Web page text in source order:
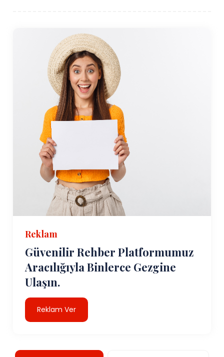
Reklam
Güvenilir Rehber Platformumuz
Aracılığıyla Binlerce Gezgine
Ulaşın.
Reklam Ver